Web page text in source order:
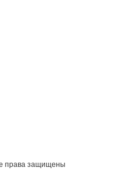
права защищены